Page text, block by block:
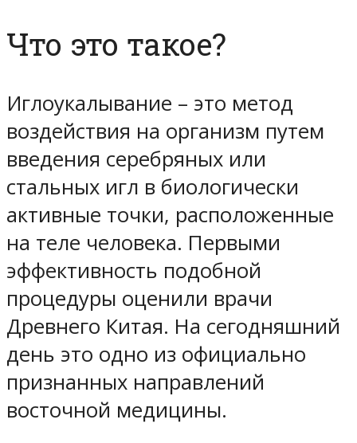
Что это такое?
Иглоукалывание – это метод
воздействия на организм путем
введения серебряных или
стальных игл в биологически
активные точки, расположенные
на теле человека. Первыми
эффективность подобной
процедуры оценили врачи
Древнего Китая. На сегодняшний
день это одно из официально
признанных направлений
восточной медицины.